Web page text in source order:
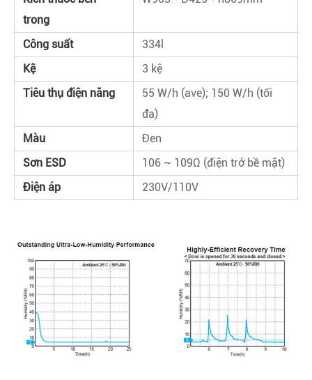
trong
Công suất
334l
Kệ
3 kệ
Tiêu thụ điện năng
55 W/h (ave); 150 W/h (tối
đa)
Màu
Đen
Sơn ESD
106 ~ 109Ω (điện trở bề mặt)
Điện áp
230V/110V